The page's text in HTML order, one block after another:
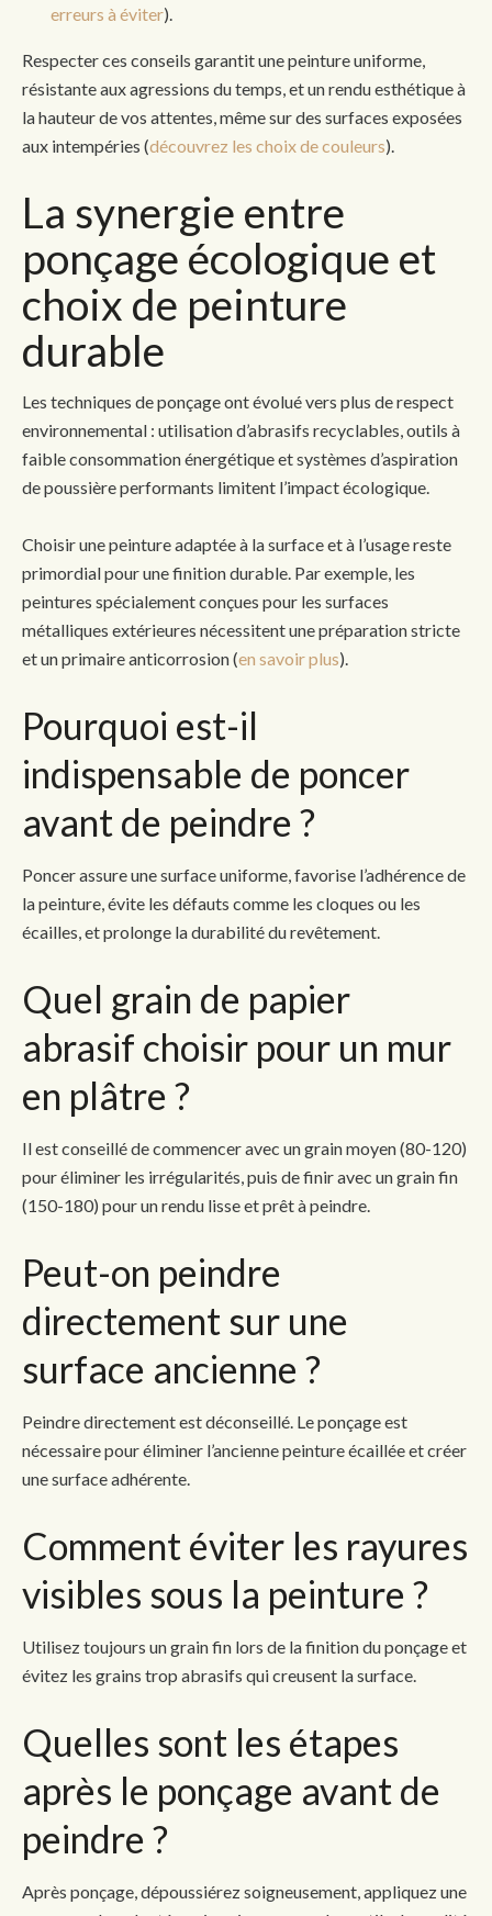
erreurs à éviter).
Respecter ces conseils garantit une peinture uniforme,
résistante aux agressions du temps, et un rendu esthétique à
la hauteur de vos attentes, même sur des surfaces exposées
aux intempéries (découvrez les choix de couleurs).
La synergie entre
ponçage écologique et
choix de peinture
durable
Les techniques de ponçage ont évolué vers plus de respect
environnemental : utilisation d’abrasifs recyclables, outils à
faible consommation énergétique et systèmes d’aspiration
de poussière performants limitent l’impact écologique.
Choisir une peinture adaptée à la surface et à l’usage reste
primordial pour une finition durable. Par exemple, les
peintures spécialement conçues pour les surfaces
métalliques extérieures nécessitent une préparation stricte
et un primaire anticorrosion (en savoir plus).
Pourquoi est-il
indispensable de poncer
avant de peindre ?
Poncer assure une surface uniforme, favorise l’adhérence de
la peinture, évite les défauts comme les cloques ou les
écailles, et prolonge la durabilité du revêtement.
Quel grain de papier
abrasif choisir pour un mur
en plâtre ?
Il est conseillé de commencer avec un grain moyen (80-120)
pour éliminer les irrégularités, puis de finir avec un grain fin
(150-180) pour un rendu lisse et prêt à peindre.
Peut-on peindre
directement sur une
surface ancienne ?
Peindre directement est déconseillé. Le ponçage est
nécessaire pour éliminer l’ancienne peinture écaillée et créer
une surface adhérente.
Comment éviter les rayures
visibles sous la peinture ?
Utilisez toujours un grain fin lors de la finition du ponçage et
évitez les grains trop abrasifs qui creusent la surface.
Quelles sont les étapes
après le ponçage avant de
peindre ?
Après ponçage, dépoussiérez soigneusement, appliquez une